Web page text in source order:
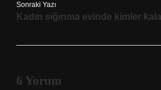
Sonraki Yazı
Kadın sığınma evinde kimler
6 Yorum